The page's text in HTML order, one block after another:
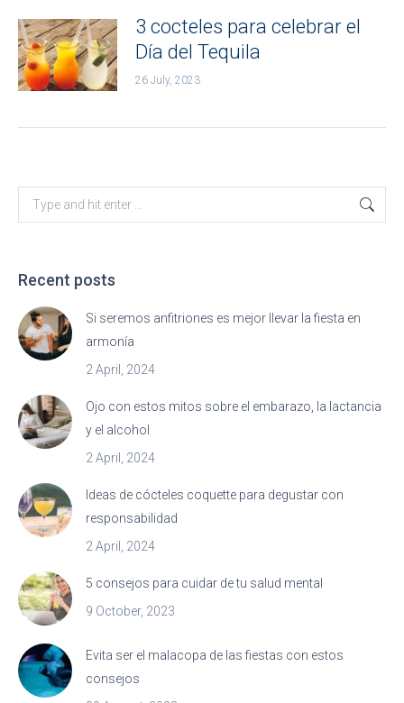
3 cocteles para celebrar el
Día del Tequila
26 July, 2023
Search:
Recent posts
Si seremos anfitriones es mejor llevar la fiesta en
armonía
2 April, 2024
Ojo con estos mitos sobre el embarazo, la lactancia
y el alcohol
2 April, 2024
Ideas de cócteles coquette para degustar con
responsabilidad
2 April, 2024
5 consejos para cuidar de tu salud mental
9 October, 2023
Evita ser el malacopa de las fiestas con estos
consejos